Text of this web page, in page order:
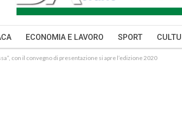
ECONOMIA E LAVORO SPORT
con il convegno di presentazione si apre l’edizione 2020